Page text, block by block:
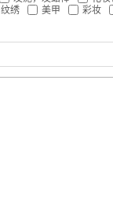
纹绣 美甲 彩妆